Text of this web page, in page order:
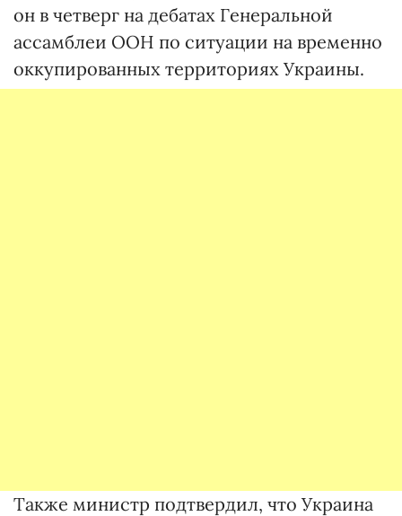
он в четверг на дебатах Генеральной
ассамблеи ООН по ситуации на временно
оккупированных территориях Украины.
Также министр подтвердил, что Украина